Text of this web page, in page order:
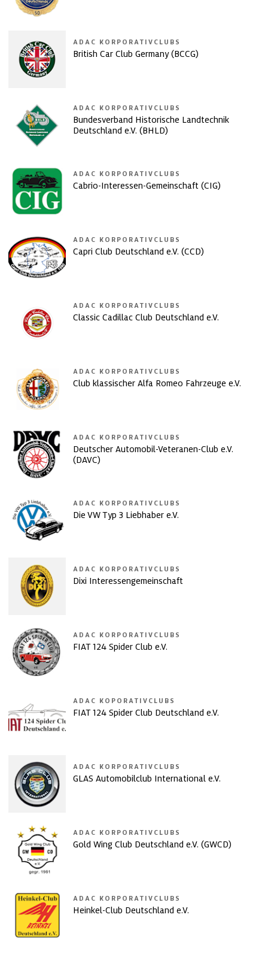
ADAC KORPORATIVCLUBS
British Car Club Germany (BCCG)
ADAC KORPORATIVCLUBS
Bundesverband Historische Landtechnik
Deutschland e.V. (BHLD)
ADAC KORPORATIVCLUBS
Cabrio-Interessen-Gemeinschaft (CIG)
ADAC KORPORATIVCLUBS
Capri Club Deutschland e.V. (CCD)
ADAC KORPORATIVCLUBS
Classic Cadillac Club Deutschland e.V.
ADAC KORPORATIVCLUBS
Club klassischer Alfa Romeo Fahrzeuge e.V.
ADAC KORPORATIVCLUBS
Deutscher Automobil-Veteranen-Club e.V.
(DAVC)
ADAC KORPORATIVCLUBS
Die VW Typ 3 Liebhaber e.V.
ADAC KORPORATIVCLUBS
Dixi Interessengemeinschaft
ADAC KORPORATIVCLUBS
FIAT 124 Spider Club e.V.
ADAC KOPORATIVCLUBS
FIAT 124 Spider Club Deutschland e.V.
ADAC KORPORATIVCLUBS
GLAS Automobilclub International e.V.
ADAC KORPORATIVCLUBS
Gold Wing Club Deutschland e.V. (GWCD)
ADAC KORPORATIVCLUBS
Heinkel-Club Deutschland e.V.